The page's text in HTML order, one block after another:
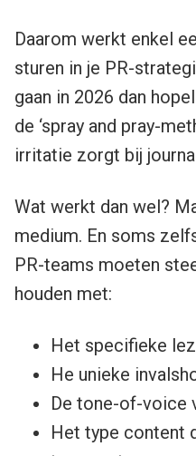
Daarom werkt enkel
sturen in je PR-
gaan in 2026 dan
de ‘spray and pray-
irritatie zorgt bij
Wat werkt dan wel?
medium. En soms
PR-teams moeten
houden met:
Het specifieke
He unieke
De tone-of-voice
Het type content